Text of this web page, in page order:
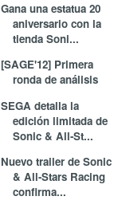
Gana una estatua 20
aniversario con la
tienda Soni...
[SAGE'12] Primera
ronda de análisis
SEGA detalla la
edición limitada de
Sonic & All-St...
Nuevo trailer de Sonic
& All-Stars Racing
confirma...